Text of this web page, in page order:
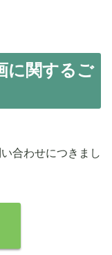
に関するご
合わせにつきまし